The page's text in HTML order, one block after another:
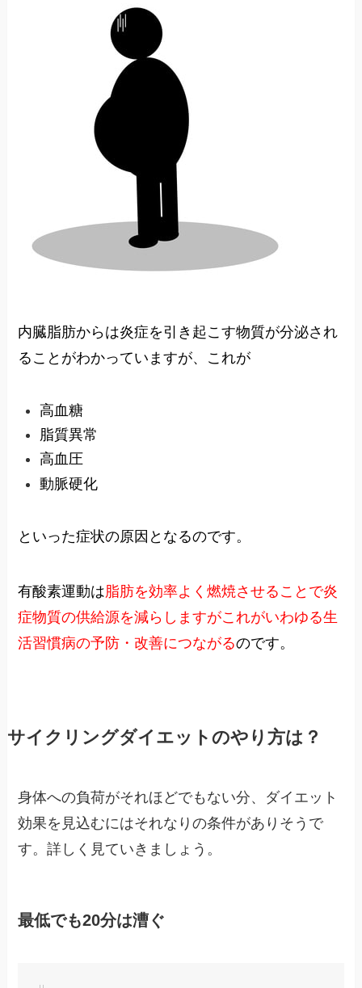
内臓脂肪からは炎症を引き起こす物質が分泌され
ることがわかっていますが、これが
高血糖
脂質異常
高血圧
動脈硬化
といった症状の原因となるのです。
有酸素運動は脂肪を効率よく燃焼させることで炎
症物質の供給源を減らしますがこれがいわゆる生
活習慣病の予防・改善につながるのです。
サイクリングダイエットのやり方は？
身体への負荷がそれほどでもない分、ダイエット
効果を見込むにはそれなりの条件がありそうで
す。詳しく見ていきましょう。
最低でも20分は漕ぐ